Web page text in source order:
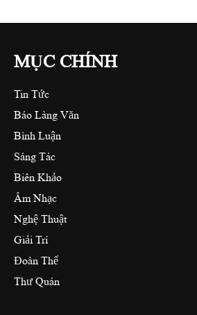
MỤC CHÍNH
Tin Tức
Báo Làng Văn
Bình Luận
Sáng Tác
Biên Khảo
Âm Nhạc
Nghệ Thuật
Giải Trí
Đoàn Thể
Thư Quán